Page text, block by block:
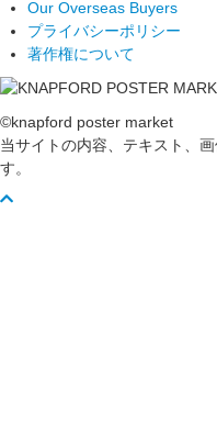
Our Overseas Buyers
プライバシーポリシー
著作権について
©knapford poster market
当サイトの内容、テキスト、
す。